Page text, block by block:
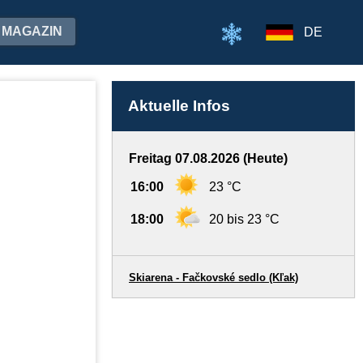
MAGAZIN DE
Aktuelle Infos
Freitag 07.08.2026 (Heute)
16:00 23 °C
18:00 20 bis 23 °C
Skiarena - Fačkovské sedlo (Kľak)